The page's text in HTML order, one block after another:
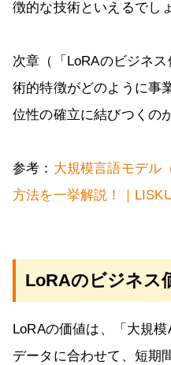
徴的な技術といえるでし
次章（「LoRAのビジネ
術的特徴がどのように事
位性の確立に結びつくの
参考： 大規模言語モデル
方法を一挙解説！｜
LoRAのビジネス
LoRAの価値は、「大規
データに合わせて、短期